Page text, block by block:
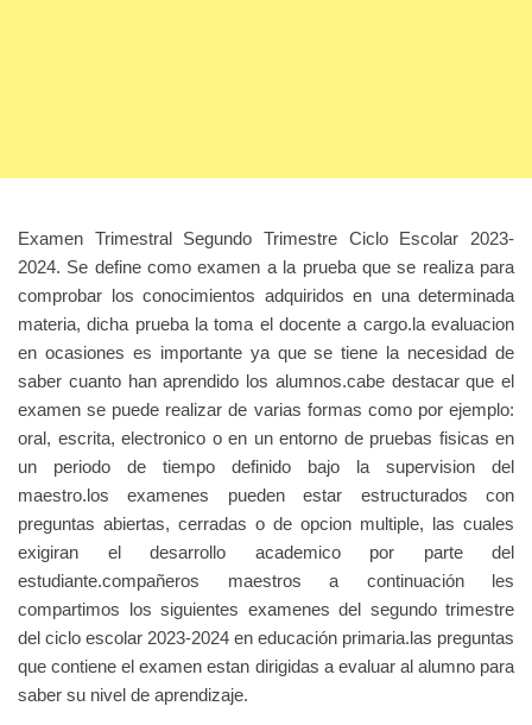
Examen Trimestral Segundo Trimestre Ciclo Escolar 2023-
2024. Se define como examen a la prueba que se realiza para
comprobar los conocimientos adquiridos en una determinada
materia, dicha prueba la toma el docente a cargo.la evaluacion
en ocasiones es importante ya que se tiene la necesidad de
saber cuanto han aprendido los alumnos.cabe destacar que el
examen se puede realizar de varias formas como por ejemplo:
oral, escrita, electronico o en un entorno de pruebas fisicas en
un periodo de tiempo definido bajo la supervision del
maestro.los examenes pueden estar estructurados con
preguntas abiertas, cerradas o de opcion multiple, las cuales
exigiran el desarrollo academico por parte del
estudiante.compañeros maestros a continuación les
compartimos los siguientes examenes del segundo trimestre
del ciclo escolar 2023-2024 en educación primaria.las preguntas
que contiene el examen estan dirigidas a evaluar al alumno para
saber su nivel de aprendizaje.